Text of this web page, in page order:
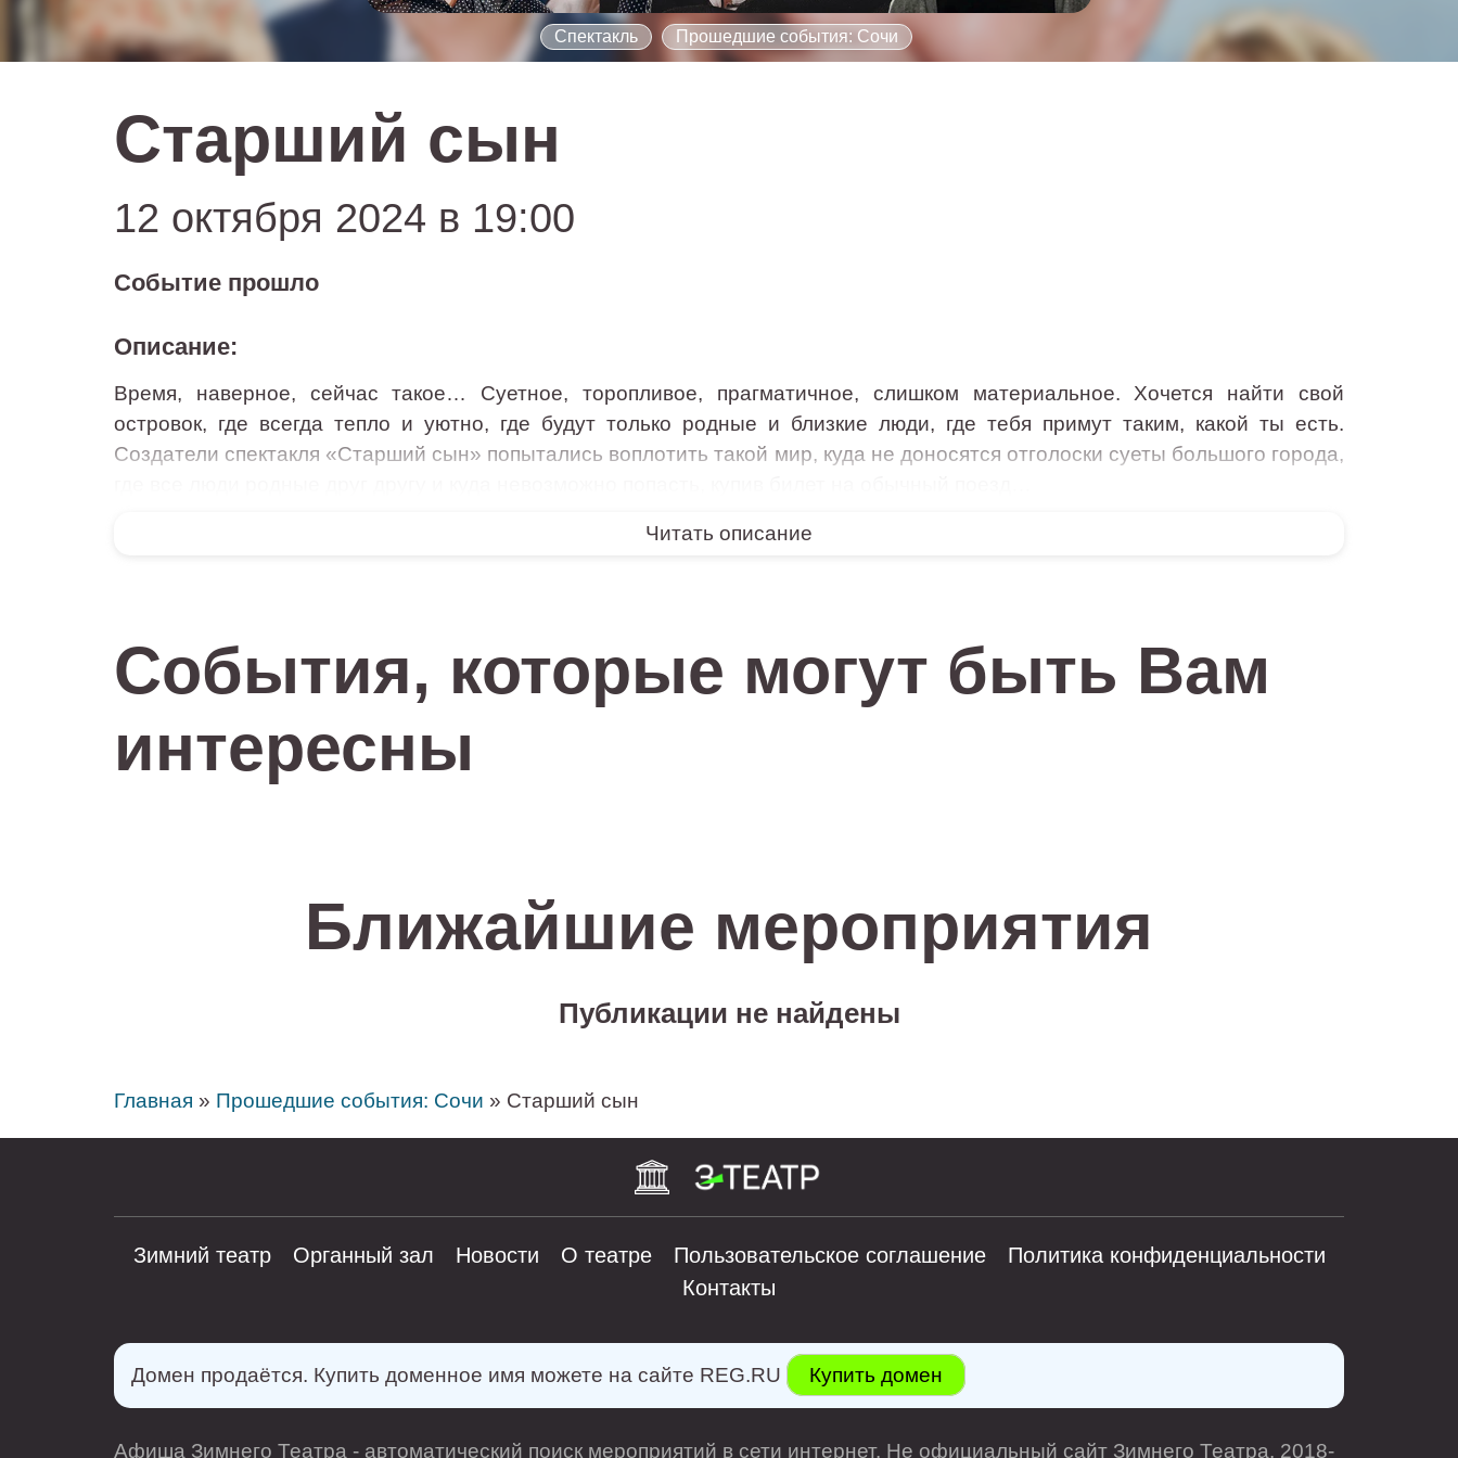
Спектакль Прошедшие события: Сочи
Старший сын
12 октября 2024 в 19:00
Событие прошло
Описание:
Время, наверное, сейчас такое… Суетное, торопливое, прагматичное, слишком материальное. Хочется найти свой
островок, где всегда тепло и уютно, где будут только родные и близкие люди, где тебя примут таким, какой ты есть.
Создатели спектакля «Старший сын» попытались воплотить такой мир, куда не доносятся отголоски суеты большого города,
В знаменитой пьесе Вампилова молодые люди, по случайности попадая в чужой дом, оказываются в гуще событий.
Потому что каждое поколение увидит в персонажах себя: взрослые поностальгируют по потерянным в обществе ценностям.
Молодежь увидит себя и увлечется чувством подростка к взрослой женщине, да и своими прототипами, не сразу верящими
в искренность чувств. Дети, в каком бы «зрелом» возрасте они ни были, получат еще один ключ к пониманию своих
родителей.
Читать описание
События, которые могут быть Вам
интересны
Ближайшие мероприятия
Публикации не найдены
Главная » Прошедшие события: Сочи » Старший сын
Зимний театр Органный зал Новости О театре Пользовательское соглашение
Политика конфиденциальности
Контакты
Домен продаётся. Купить доменное имя можете на сайте REG.RU Купить домен
Афиша Зимнего Театра - автоматический поиск мероприятий в сети интернет. Не официальный сайт Зимнего Театра. 2018-